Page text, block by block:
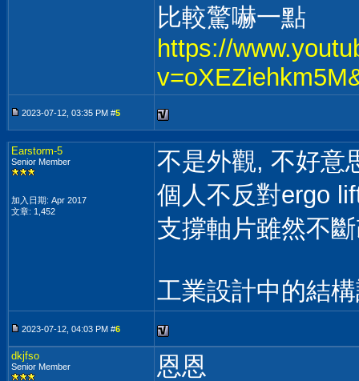
比較驚嚇一點
https://
2023-07-12, 03:35 PM #5
Earstorm-5
Senior Member
加入日期: Apr 2017
文章: 1,452
不是外觀, 不好意
個人不反對ergo
支撐軸片雖然不
工業設計中的結
2023-07-12, 04:03 PM #6
dkjfso
Senior Member
恩恩